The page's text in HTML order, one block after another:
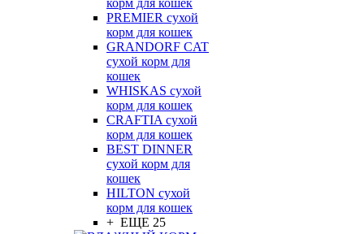
корм для кошек
PREMIER сухой
корм для кошек
GRANDORF CAT
сухой корм для
кошек
WHISKAS сухой
корм для кошек
CRAFTIA сухой
корм для кошек
BEST DINNER
сухой корм для
кошек
HILTON сухой
корм для кошек
+ ЕЩЕ 25